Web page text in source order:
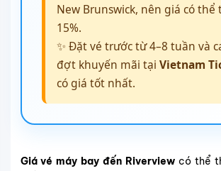
New Brunswick, nên giá có thể
15%.
✨ Đặt vé trước từ 4–8 tuần và
đợt khuyến mãi tại Vietnam
có giá tốt nhất.
Giá vé máy bay đến Riverview có thể